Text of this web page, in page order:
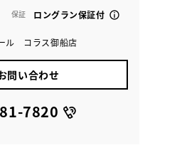
保証 ロングラン保証付
ル コラス御船店
問い合わせ
7820